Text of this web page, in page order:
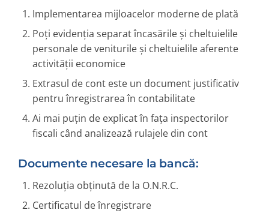
Implementarea mijloacelor moderne de plată
Poți evidenția separat încasările și cheltuielile
personale de veniturile și cheltuielile aferente
activității economice
Extrasul de cont este un document justificativ
pentru înregistrarea în contabilitate
Ai mai puțin de explicat în fața inspectorilor
fiscali când analizează rulajele din cont
Documente necesare la bancă:
Rezoluția obținută de la O.N.R.C.
Certificatul de înregistrare